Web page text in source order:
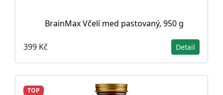
BrainMax Včelí med pastovaný, 950 g
399 Kč Detail
TOP